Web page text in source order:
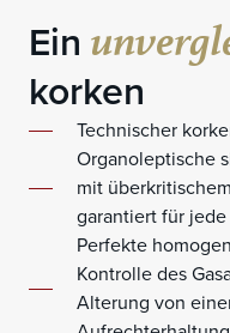
Ein
korken
Technischer
Organoleptische
mit
garantiert für
Perfekte
Kontrolle des
Alterung von